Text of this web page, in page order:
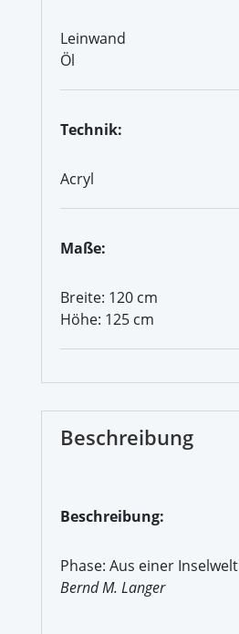
Leinwand
Öl
Technik:
Acryl
Maße:
Breite: 120 cm
Höhe: 125 cm
Beschreibung
Beschreibung:
Phase: Aus einer Inselwelt
Bernd M. Langer